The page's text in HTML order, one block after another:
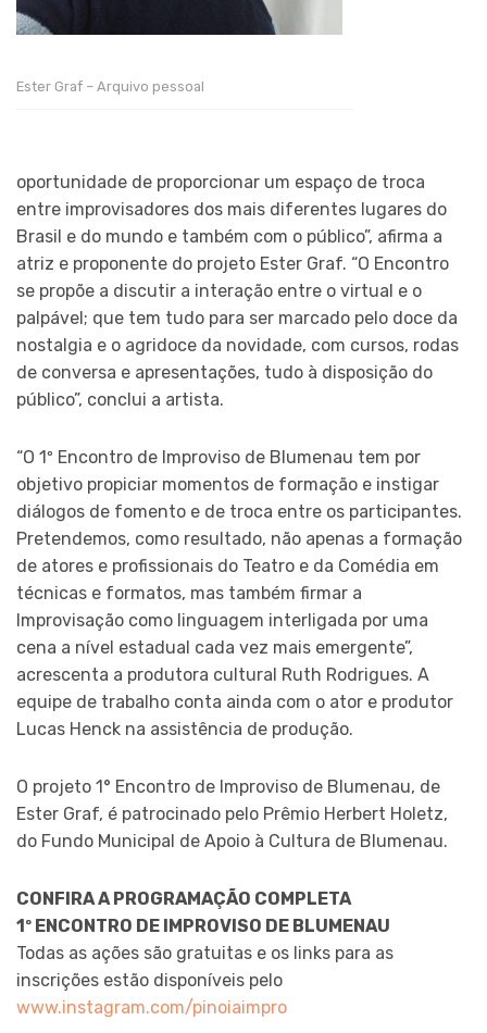
Ester Graf – Arquivo pessoal
oportunidade de proporcionar um espaço de troca
entre improvisadores dos mais diferentes lugares do
Brasil e do mundo e também com o público”, afirma a
atriz e proponente do projeto Ester Graf. “O Encontro
se propõe a discutir a interação entre o virtual e o
palpável; que tem tudo para ser marcado pelo doce da
nostalgia e o agridoce da novidade, com cursos, rodas
de conversa e apresentações, tudo à disposição do
público”, conclui a artista.
“O 1º Encontro de Improviso de Blumenau tem por
objetivo propiciar momentos de formação e instigar
diálogos de fomento e de troca entre os participantes.
Pretendemos, como resultado, não apenas a formação
de atores e profissionais do Teatro e da Comédia em
técnicas e formatos, mas também firmar a
Improvisação como linguagem interligada por uma
cena a nível estadual cada vez mais emergente”,
acrescenta a produtora cultural Ruth Rodrigues. A
equipe de trabalho conta ainda com o ator e produtor
Lucas Henck na assistência de produção.
O projeto 1° Encontro de Improviso de Blumenau, de
Ester Graf, é patrocinado pelo Prêmio Herbert Holetz,
do Fundo Municipal de Apoio à Cultura de Blumenau.
CONFIRA A PROGRAMAÇÃO COMPLETA
1º ENCONTRO DE IMPROVISO DE BLUMENAU
Todas as ações são gratuitas e os links para as
inscrições estão disponíveis pelo
www.instagram.com/pinoiaimpro